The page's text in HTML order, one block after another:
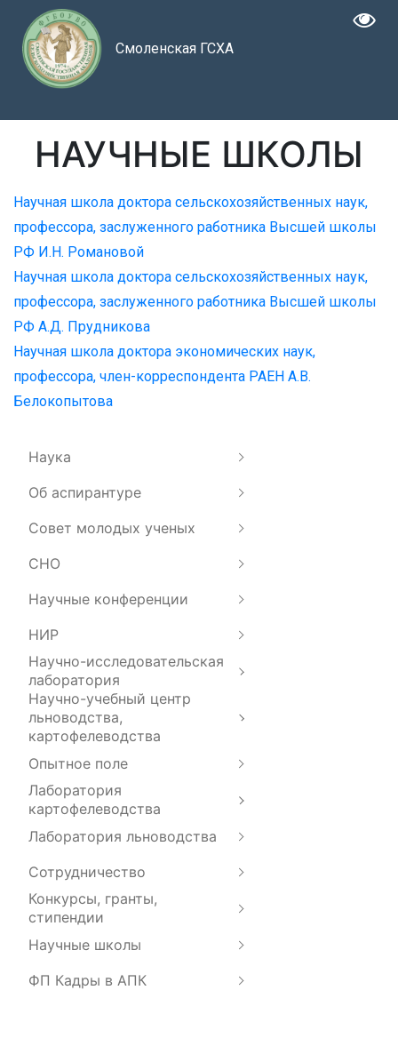
Смоленская ГСХА
НАУЧНЫЕ ШКОЛЫ
Научная школа доктора сельскохозяйственных наук,
профессора, заслуженного работника Высшей школы
РФ И.Н. Романовой
Научная школа доктора сельскохозяйственных наук,
профессора, заслуженного работника Высшей школы
РФ А.Д. Прудникова
Научная школа доктора экономических наук,
профессора, член-корреспондента РАЕН А.В.
Белокопытова
Наука
Об аспирантуре
Совет молодых ученых
СНО
Научные конференции
НИР
Научно-исследовательская
лаборатория
Научно-учебный центр
льноводства,
картофелеводства
Опытное поле
Лаборатория
картофелеводства
Лаборатория льноводства
Сотрудничество
Конкурсы, гранты,
стипендии
Научные школы
ФП Кадры в АПК